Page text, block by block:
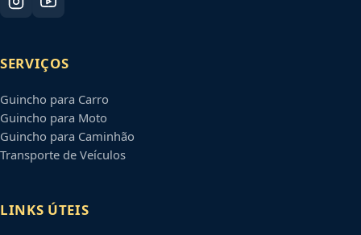
SERVIÇOS
Guincho para Carro
Guincho para Moto
Guincho para Caminhão
Transporte de Veículos
LINKS ÚTEIS